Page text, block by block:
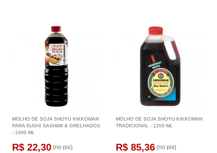
MOLHO DE SOJA SHOYU KIKKOMAN
PARA SUSHI SASHIMI & GRELHADOS
- 1000 ML
R$ 22,30 (no pix)
MOLHO DE SOJA SHOYU KIKKOMAN
TRADICIONAL - 1200 ML
R$ 85,36 (no pix)